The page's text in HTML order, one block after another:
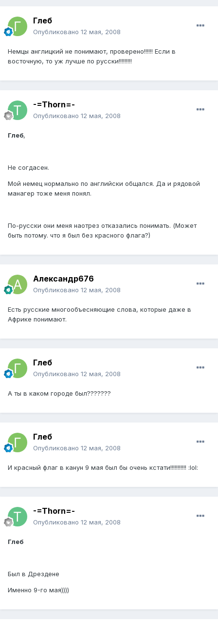
Глеб
Опубликовано 12 мая, 2008
Немцы англицкий не понимают, проверено!!!!!! Если в
восточную, то уж лучше по русски!!!!!!!!!
-=Thorn=-
Опубликовано 12 мая, 2008
Глеб,
Не согдасен.
Мой немец нормально по английски общался. Да и рядовой
манагер тоже меня понял.
По-русски они меня наотрез отказались понимать. (Может
быть потому. что я был без красного флага?)
Александр676
Опубликовано 12 мая, 2008
Есть русские многообъесняющие слова, которые даже в
Африке понимают.
Глеб
Опубликовано 12 мая, 2008
А ты в каком городе был???????
Глеб
Опубликовано 12 мая, 2008
И красный флаг в канун 9 мая был бы очень кстати!!!!!!!!!!! :lol:
-=Thorn=-
Опубликовано 12 мая, 2008
Глеб
Был в Дрездене
Именно 9-го мая))))